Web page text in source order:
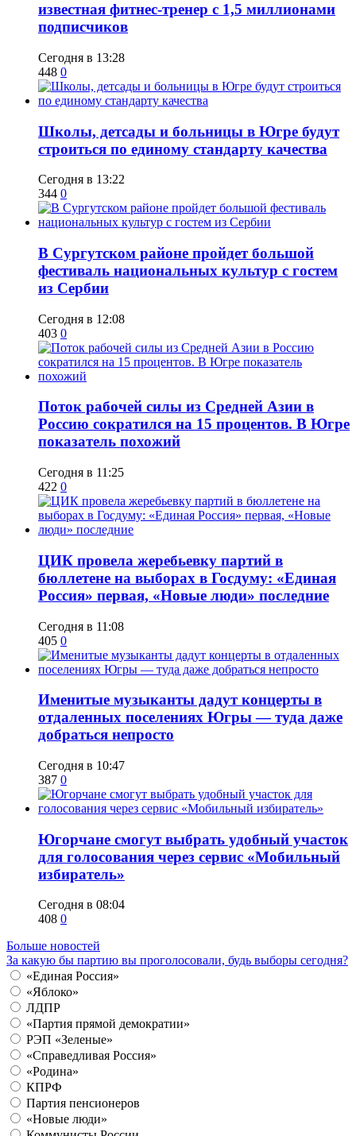
известная фитнес-тренер с 1,5 миллионами
подписчиков
Сегодня в 13:28
448 0
Школы, детсады и больницы в Югре будут
строиться по единому стандарту качества
Сегодня в 13:22
344 0
В Сургутском районе пройдет большой
фестиваль национальных культур с гостем
из Сербии
Сегодня в 12:08
403 0
Поток рабочей силы из Средней Азии в
Россию сократился на 15 процентов. В Югре
показатель похожий
Сегодня в 11:25
422 0
ЦИК провела жеребьевку партий в
бюллетене на выборах в Госдуму: «Единая
Россия» первая, «Новые люди» последние
Сегодня в 11:08
405 0
Именитые музыканты дадут концерты в
отдаленных поселениях Югры — туда даже
добраться непросто
Сегодня в 10:47
387 0
Югорчане смогут выбрать удобный участок
для голосования через сервис «Мобильный
избиратель»
Сегодня в 08:04
408 0
Больше новостей
За какую бы партию вы проголосовали, будь выборы сегодня?
«Единая Россия»
«Яблоко»
ЛДПР
«Партия прямой демократии»
РЭП «Зеленые»
«Справедливая Россия»
«Родина»
КПРФ
Партия пенсионеров
«Новые люди»